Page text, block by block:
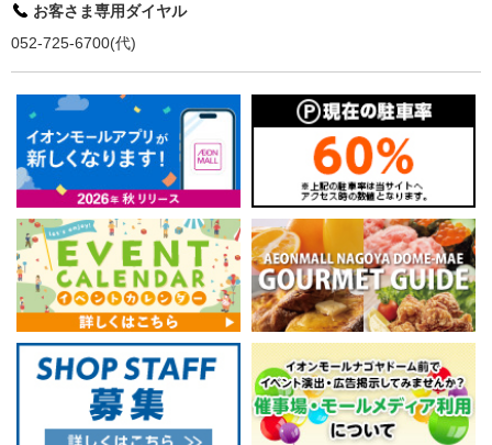
お客さま専用ダイヤル
052-725-6700(代)